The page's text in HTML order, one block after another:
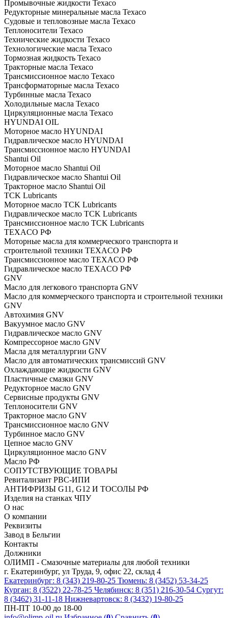
Промывочные жидкости Texaco
Редукторные минеральные масла Texaco
Судовые и тепловозные масла Texaco
Теплоносители Texaco
Технические жидкости Texaco
Технологические масла Texaco
Тормозная жидкость Texaco
Тракторные масла Texaco
Трансмиссионное масло Texaco
Трансформаторные масла Texaco
Турбинные масла Texaco
Холодильные масла Texaco
Циркуляционные масла Texaco
HYUNDAI OIL
Моторное масло HYUNDAI
Гидравлическое масло HYUNDAI
Трансмиссионное масло HYUNDAI
Shantui Oil
Моторное масло Shantui Oil
Гидравлическое масло Shantui Oil
Тракторное масло Shantui Oil
TCK Lubricants
Моторное масло TCK Lubricants
Гидравлическое масло TCK Lubricants
Трансмиссионное масло TCK Lubricants
TEXACO РФ
Моторные масла для коммерческого транспорта и
строительной техники TEXACO РФ
Трансмиссионное масло TEXACO РФ
Гидравлическое масло TEXACO РФ
GNV
Масло для легкового транспорта GNV
Масло для коммерческого транспорта и строительной техники
GNV
Автохимия GNV
Вакуумное масло GNV
Гидравлическое масло GNV
Компрессорное масло GNV
Масла для металлургии GNV
Масло для автоматических трансмиссий GNV
Охлаждающие жидкости GNV
Пластичные смазки GNV
Редукторное масло GNV
Сервисные продукты GNV
Теплоносители GNV
Тракторное масло GNV
Трансмиссионное масло GNV
Турбинное масло GNV
Цепное масло GNV
Циркуляционное масло GNV
Масло РФ
СОПУТСТВУЮЩИЕ ТОВАРЫ
Ревитализант РВС-ИПИ
АНТИФРИЗЫ G11, G12 И ТОСОЛЫ РФ
Изделия на станках ЧПУ
О нас
О компании
Реквизиты
Завод в Бельгии
Контакты
Должники
ОЛИМП - Смазочные материалы для любой техники
г. Екатеринбург, ул Труда, 9, офис 22, склад 4
Екатеринбург: 8 (343) 219-80-25 Тюмень: 8 (3452) 53-34-25
Курган: 8 (3522) 22-78-25 Челябинск: 8 (351) 216-30-54 Сургут:
8 (3462) 31-11-18 Нижневартовск: 8 (3432) 19-80-25
ПН-ПТ 10-00 до 18-00